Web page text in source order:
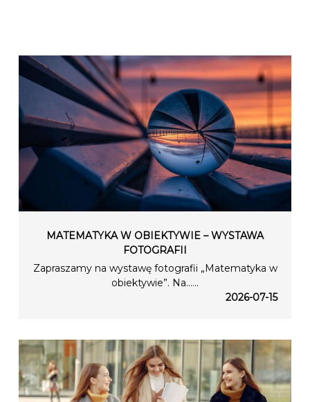
MATEMATYKA W OBIEKTYWIE – WYSTAWA
FOTOGRAFII
Zapraszamy na wystawę fotografii „Matematyka w
obiektywie”. Na…...
2026-07-15